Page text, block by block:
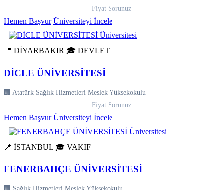
Fiyat Sorunuz
Hemen Başvur Üniversiteyi İncele
📍 DİYARBAKIR 🎓 DEVLET
DİCLE ÜNİVERSİTESİ
🏢 Atatürk Sağlık Hizmetleri Meslek Yüksekokulu
Fiyat Sorunuz
Hemen Başvur Üniversiteyi İncele
📍 İSTANBUL 🎓 VAKIF
FENERBAHÇE ÜNİVERSİTESİ
🏢 Sağlık Hizmetleri Meslek Yüksekokulu